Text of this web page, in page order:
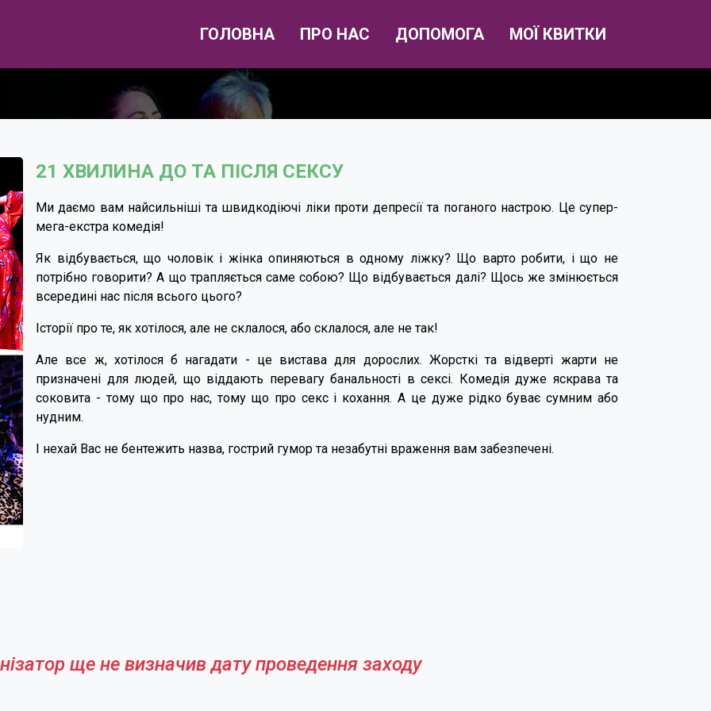
ГОЛОВНА ПРО НАС ДОПОМОГА МОЇ КВИТКИ
21 ХВИЛИНА ДО ТА ПІСЛЯ СЕКСУ
Ми даємо вам найсильніші та швидкодіючі ліки проти депресії та поганого настрою. Це супер-
мега-екстра комедія!
Як відбувається, що чоловік і жінка опиняються в одному ліжку? Що варто робити, і що не
потрібно говорити? А що трапляється саме собою? Що відбувається далі? Щось же змінюється
всередині нас після всього цього?
Історії про те, як хотілося, але не склалося, або склалося, але не так!
Але все ж, хотілося б нагадати - це вистава для дорослих. Жорсткі та відверті жарти не
призначені для людей, що віддають перевагу банальності в сексі. Комедія дуже яскрава та
соковита - тому що про нас, тому що про секс і кохання. А це дуже рідко буває сумним або
нудним.
І нехай Вас не бентежить назва, гострий гумор та незабутні враження вам забезпечені.
ще не визначив дату проведення заходу